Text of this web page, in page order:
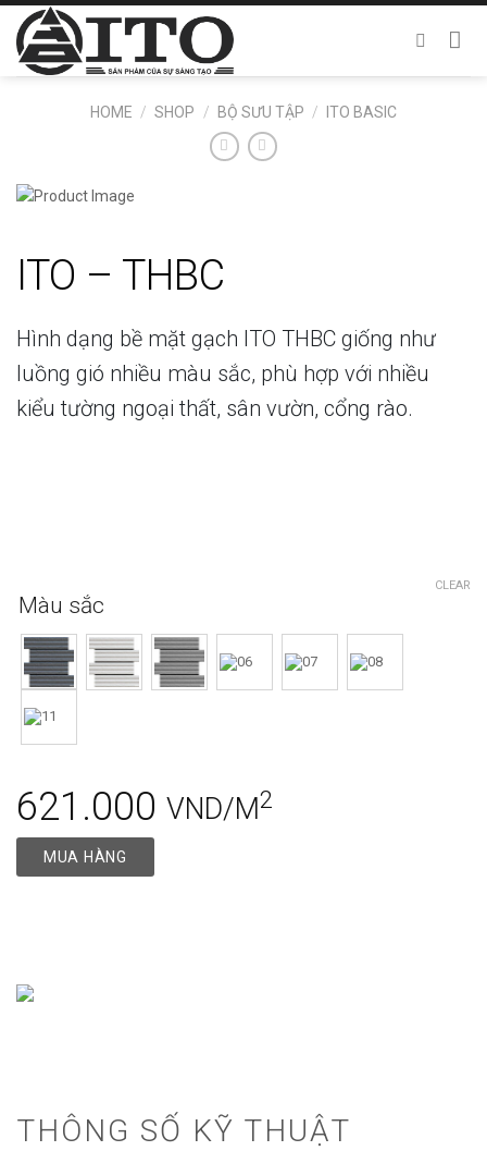
Chuyển
đến
nội
dung
HOME / SHOP / BỘ SƯU TẬP / ITO BASIC
ITO – THBC
Hình dạng bề mặt gạch ITO THBC giống như
luồng gió nhiều màu sắc, phù hợp với nhiều
kiểu tường ngoại thất, sân vườn, cổng rào.
Màu sắc
CLEAR
621.000 VND/M2
MUA HÀNG
THÔNG SỐ KỸ THUẬT